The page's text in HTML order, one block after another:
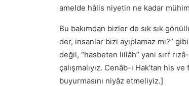
amelde hâlis niyetin ne kadar
Bu bakımdan bizler de sık sık
der, insanlar bizi ayıplamaz mı?”
değil, “hasbeten lillâh” yani sırf
çalışmalıyız. Cenâb-ı Hakʼtan his
buyurmasını niyâz etmeliyiz.]